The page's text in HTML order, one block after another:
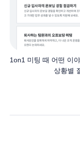
1on1 미팅 때 어떤 이
상황별